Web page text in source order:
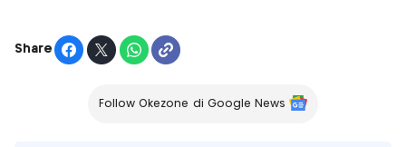
Share
Follow Okezone di Google News